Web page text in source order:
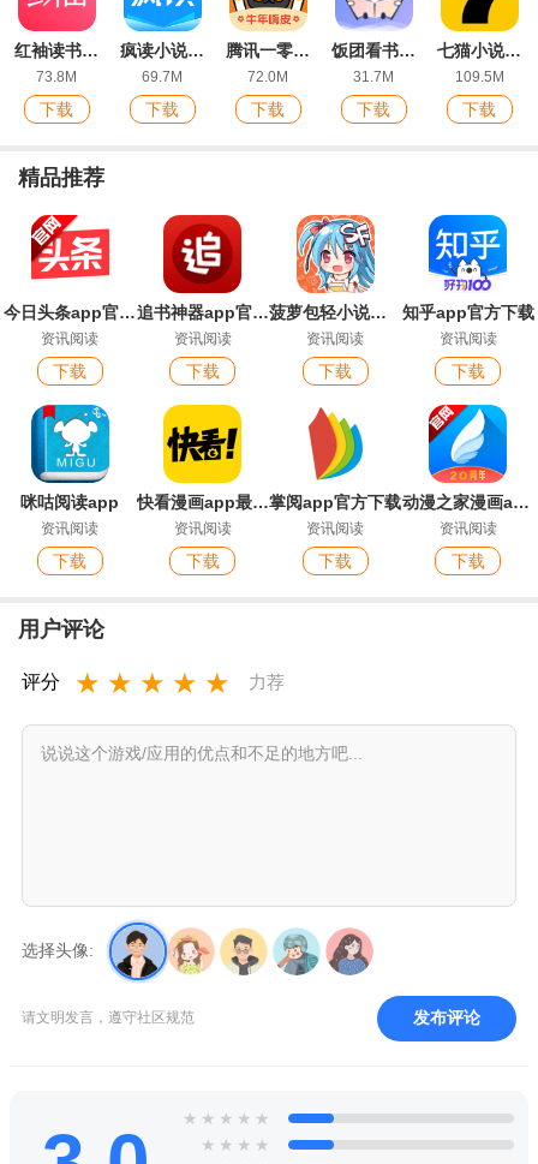
红袖读书官方版
73.8M
下载
疯读小说app官方版
69.7M
下载
腾讯一零零一app官方版
72.0M
下载
饭团看书旧版
31.7M
下载
七猫小说ios版
109.5M
下载
精品推荐
今日头条app官方版
资讯阅读
下载
追书神器app官方版
资讯阅读
下载
菠萝包轻小说官方版
资讯阅读
下载
知乎app官方下载
资讯阅读
下载
咪咕阅读app
资讯阅读
下载
快看漫画app最新版
资讯阅读
下载
掌阅app官方下载
资讯阅读
下载
动漫之家漫画app安卓版本
资讯阅读
下载
用户评论
评分 ★ ★ ★ ★ ★ 力荐
选择头像:
请文明发言，遵守社区规范 发布评论
★ ★ ★ ★ ★
★ ★ ★ ★